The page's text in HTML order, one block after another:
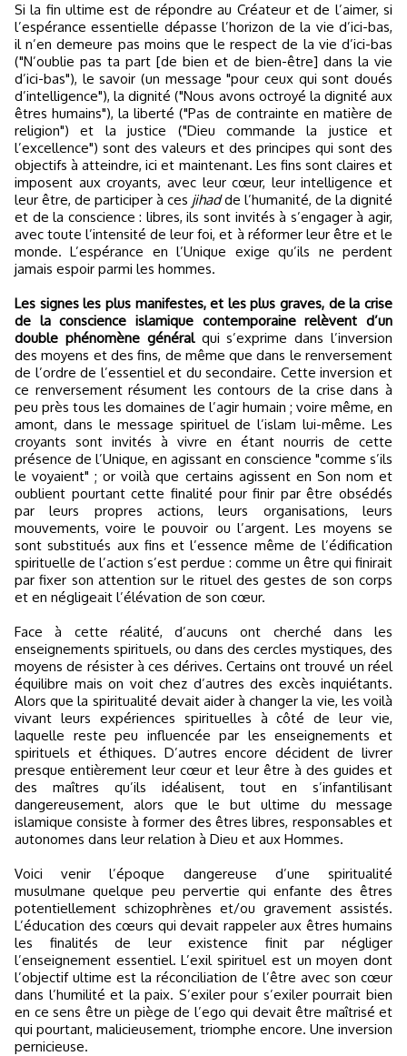
Si la fin ultime est de répondre au Créateur et de l’aimer, si
l’espérance essentielle dépasse l’horizon de la vie d’ici-bas,
il n’en demeure pas moins que le respect de la vie d’ici-bas
("N’oublie pas ta part [de bien et de bien-être] dans la vie
d’ici-bas"), le savoir (un message "pour ceux qui sont doués
d’intelligence"), la dignité ("Nous avons octroyé la dignité aux
êtres humains"), la liberté ("Pas de contrainte en matière de
religion") et la justice ("Dieu commande la justice et
l’excellence") sont des valeurs et des principes qui sont des
objectifs à atteindre, ici et maintenant. Les fins sont claires et
imposent aux croyants, avec leur cœur, leur intelligence et
leur être, de participer à ces jihadde l’humanité, de la dignité
et de la conscience : libres, ils sont invités à s’engager à agir,
avec toute l’intensité de leur foi, et à réformer leur être et le
monde. L’espérance en l’Unique exige qu’ils ne perdent
jamais espoir parmi les hommes.
Les signes les plus manifestes, et les plus graves, de la crise
de la conscience islamique contemporaine relèvent d’un
double phénomène général qui s’exprime dans l’inversion
des moyens et des fins, de même que dans le renversement
de l’ordre de l’essentiel et du secondaire. Cette inversion et
ce renversement résument les contours de la crise dans à
peu près tous les domaines de l’agir humain ; voire même, en
amont, dans le message spirituel de l’islam lui-même. Les
croyants sont invités à vivre en étant nourris de cette
présence de l’Unique, en agissant en conscience "comme s’ils
le voyaient" ; or voilà que certains agissent en Son nom et
oublient pourtant cette finalité pour finir par être obsédés
par leurs propres actions, leurs organisations, leurs
mouvements, voire le pouvoir ou l’argent. Les moyens se
sont substitués aux fins et l’essence même de l’édification
spirituelle de l’action s’est perdue : comme un être qui finirait
par fixer son attention sur le rituel des gestes de son corps
et en négligeait l’élévation de son cœur.
Face à cette réalité, d’aucuns ont cherché dans les
enseignements spirituels, ou dans des cercles mystiques, des
moyens de résister à ces dérives. Certains ont trouvé un réel
équilibre mais on voit chez d’autres des excès inquiétants.
Alors que la spiritualité devait aider à changer la vie, les voilà
vivant leurs expériences spirituelles à côté de leur vie,
laquelle reste peu influencée par les enseignements et
spirituels et éthiques. D’autres encore décident de livrer
presque entièrement leur cœur et leur être à des guides et
des maîtres qu’ils idéalisent, tout en s’infantilisant
dangereusement, alors que le but ultime du message
islamique consiste à former des êtres libres, responsables et
autonomes dans leur relation à Dieu et aux Hommes.
Voici venir l’époque dangereuse d’une spiritualité
musulmane quelque peu pervertie qui enfante des êtres
potentiellement schizophrènes et/ou gravement assistés.
L’éducation des cœurs qui devait rappeler aux êtres humains
les finalités de leur existence finit par négliger
l’enseignement essentiel. L’exil spirituel est un moyen dont
l’objectif ultime est la réconciliation de l’être avec son cœur
dans l’humilité et la paix. S’exiler pour s’exiler pourrait bien
en ce sens être un piège de l’ego qui devait être maîtrisé et
qui pourtant, malicieusement, triomphe encore. Une inversion
pernicieuse.